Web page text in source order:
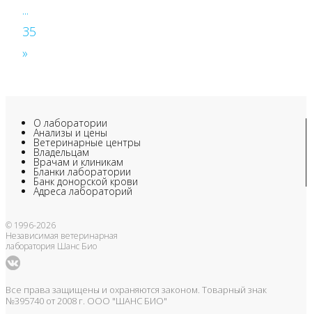
...
35
»
О лаборатории
Анализы и цены
Ветеринарные центры
Владельцам
Врачам и клиникам
Бланки лаборатории
Банк донорской крови
Адреса лабораторий
© 1996-2026
Независимая ветеринарная
лаборатория Шанс Био
Все права защищены и охраняются законом. Товарный знак
№395740 от 2008 г. ООО "ШАНС БИО"